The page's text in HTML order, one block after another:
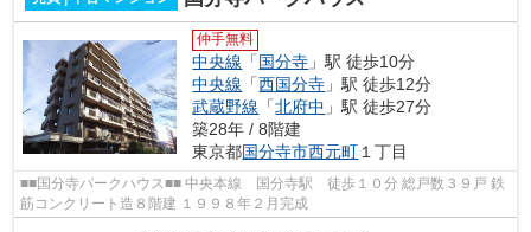
仲手無料
中央線 「国分寺 」駅 徒歩10分
中央線 「西国分寺 」駅 徒歩12分
武蔵野線 「北府中 」駅 徒歩27分
築28年 / 8階建
東京都国分寺市西元町 １丁目
■■国分寺パークハウス■■ 中央本線 国分寺駅 徒歩１０分 総戸数３９戸 鉄
筋コンクリート造８階建 １９９８年２月完成